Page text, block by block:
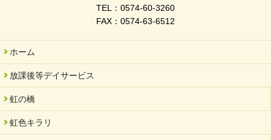
岐阜県「働いてもらい方改革」優良事例集に掲載されました
2025/06/10
未来会議 in 可児市 「斉藤まさゆき」
2025/05/07
2025年6月中旬 OPEN 放課後等デイサービス「Fc Bombo
TEL：0574-60-3260
FAX：0574-63-6512
ホーム
放課後等デイサービス
虹の橋
虹色キラリ